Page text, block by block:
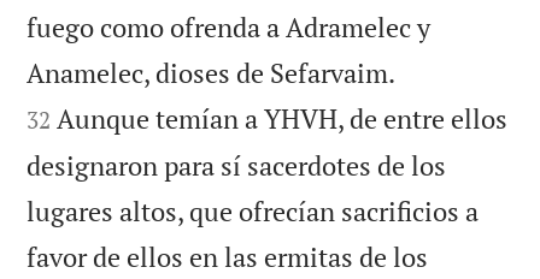
fuego como ofrenda a Adramelec y
Anamelec, dioses de Sefarvaim.
32 Aunque temían a YHVH, de entre ellos
designaron para sí sacerdotes de los
lugares altos, que ofrecían sacrificios a
favor de ellos en las ermitas de los